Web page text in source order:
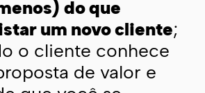
do que
um novo cliente;
o cliente conhece
de valor e